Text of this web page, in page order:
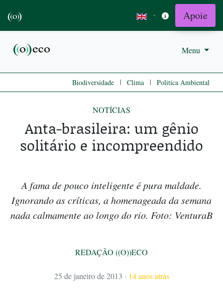
· Apoie
Menu
Biodiversidade | Clima | Politica Ambiental
NOTÍCIAS
Anta-brasileira: um gênio
solitário e incompreendido
A fama de pouco inteligente é pura maldade.
Ignorando as críticas, a homenageada da semana
nada calmamente ao longo do rio. Foto: VenturaB
REDAÇÃO ((O))ECO
25 de janeiro de 2013 · 14 anos atrás